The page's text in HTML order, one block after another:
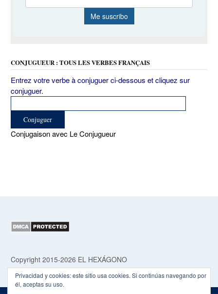
CONJUGUEUR : TOUS LES VERBES FRANÇAIS
Entrez votre verbe à conjuguer ci-dessous et cliquez sur
conjuguer.
Conjugaison avec Le Conjugueur
Copyright 2015-2026 EL HEXÁGONO
Privacidad y cookies: este sitio usa cookies. Si continúas navegando por
él, aceptas su uso.